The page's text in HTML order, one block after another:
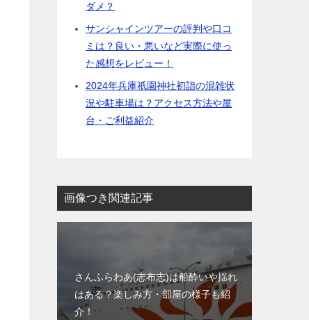
ダメ？
サンシャインツアーの評判や口コ
ミは？良い・悪いなど実際に使っ
た感想をレビュー！
2024年兵庫祇園神社初詣の混雑状
況や駐車場は？アクセス方法や屋
台・ご利益紹介
画像つき関連記事
さんふらわあ(志布志)は船酔いや揺れ
はある？楽しみ方・部屋の様子も紹
介！